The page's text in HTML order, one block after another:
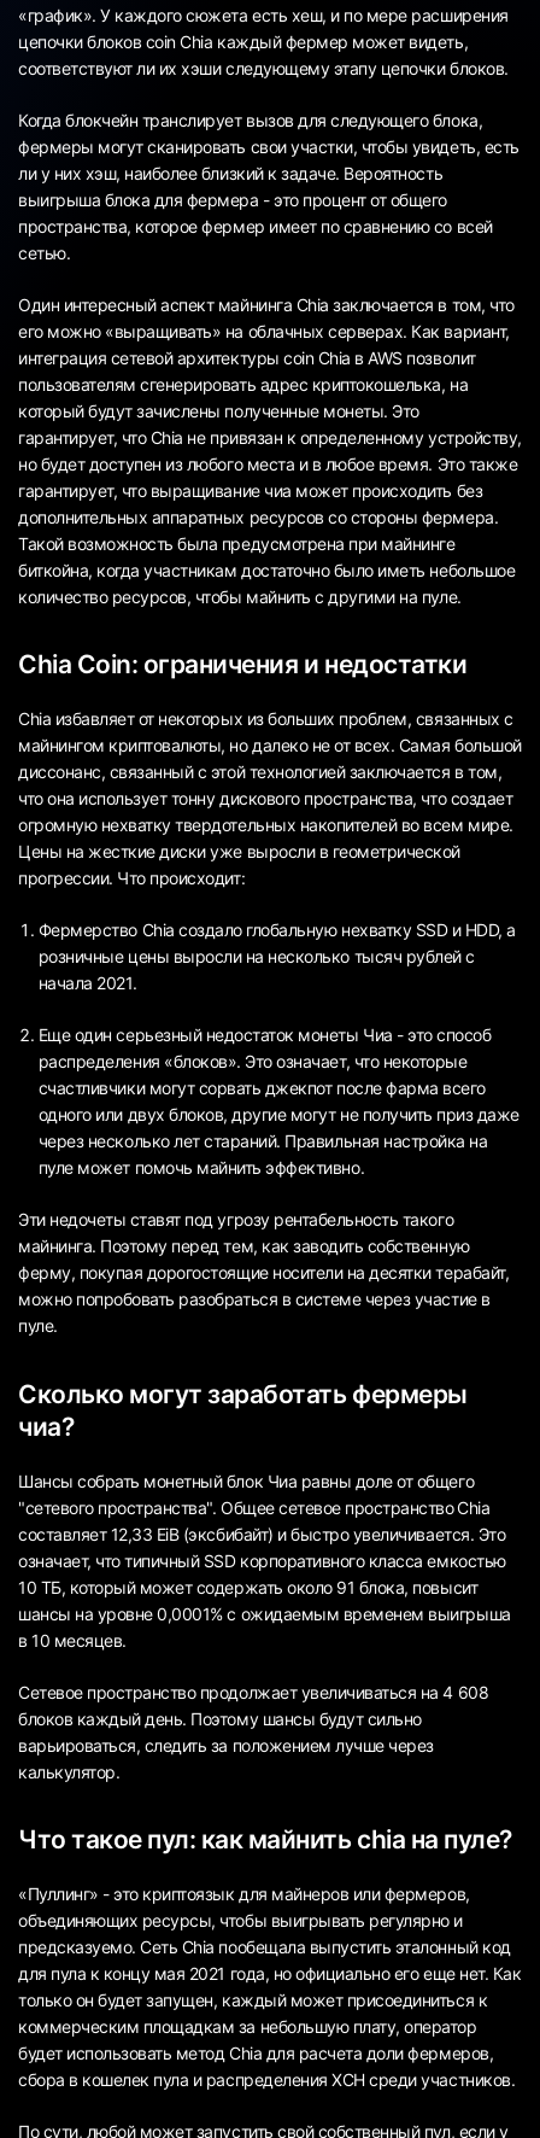
«график». У каждого сюжета есть хеш, и по мере расширения
цепочки блоков coin Chia каждый фермер может видеть,
соответствуют ли их хэши следующему этапу цепочки блоков.
Когда блокчейн транслирует вызов для следующего блока,
фермеры могут сканировать свои участки, чтобы увидеть, есть
ли у них хэш, наиболее близкий к задаче. Вероятность
выигрыша блока для фермера - это процент от общего
пространства, которое фермер имеет по сравнению со всей
сетью.
Один интересный аспект майнинга Chia заключается в том, что
его можно «выращивать» на облачных серверах. Как вариант,
интеграция сетевой архитектуры coin Chia в AWS позволит
пользователям сгенерировать адрес криптокошелька, на
который будут зачислены полученные монеты. Это
гарантирует, что Chia не привязан к определенному устройству,
но будет доступен из любого места и в любое время. Это также
гарантирует, что выращивание чиа может происходить без
дополнительных аппаратных ресурсов со стороны фермера.
Такой возможность была предусмотрена при майнинге
биткойна, когда участникам достаточно было иметь небольшое
количество ресурсов, чтобы майнить с другими на пуле.
Chia Coin: ограничения и недостатки
Chia избавляет от некоторых из больших проблем, связанных с
майнингом криптовалюты, но далеко не от всех. Самая большой
диссонанс, связанный с этой технологией заключается в том,
что она использует тонну дискового пространства, что создает
огромную нехватку твердотельных накопителей во всем мире.
Цены на жесткие диски уже выросли в геометрической
прогрессии. Что происходит:
Фермерство Chia создало глобальную нехватку SSD и HDD, а
розничные цены выросли на несколько тысяч рублей с
начала 2021.
Еще один серьезный недостаток монеты Чиа - это способ
распределения «блоков». Это означает, что некоторые
счастливчики могут сорвать джекпот после фарма всего
одного или двух блоков, другие могут не получить приз даже
через несколько лет стараний. Правильная настройка на
пуле может помочь майнить эффективно.
Эти недочеты ставят под угрозу рентабельность такого
майнинга. Поэтому перед тем, как заводить собственную
ферму, покупая дорогостоящие носители на десятки терабайт,
можно попробовать разобраться в системе через участие в
пуле.
Сколько могут заработать фермеры
чиа?
Шансы собрать монетный блок Чиа равны доле от общего
"сетевого пространства". Общее сетевое пространствоChia
составляет 12,33 EiB (эксбибайт) и быстро увеличивается. Это
означает, что типичный SSD корпоративного класса емкостью
10 ТБ, который может содержать около 91 блока, повысит
шансы на уровне 0,0001% с ожидаемым временем выигрыша
в 10 месяцев.
Сетевое пространство продолжает увеличиваться на 4 608
блоков каждый день. Поэтому шансы будут сильно
варьироваться, следить за положением лучше через
калькулятор.
Что такое пул: как майнить chia на пуле?
«Пуллинг» - это криптоязык для майнеров или фермеров,
объединяющих ресурсы, чтобы выигрывать регулярно и
предсказуемо. Сеть Chia пообещала выпустить эталонный код
для пула к концу мая 2021 года, но официально его еще нет. Как
только он будет запущен, каждый может присоединиться к
коммерческим площадкам за небольшую плату, оператор
будет использовать метод Chia для расчета доли фермеров,
сбора в кошелек пула и распределения XCH среди участников.
По сути, любой может запустить свой собственный пул, если у